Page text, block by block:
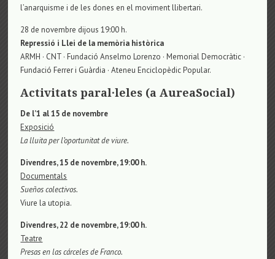
l’anarquisme i de les dones en el moviment llibertari.
28 de novembre dijous 19:00 h.
Repressió i Llei de la memòria històrica
ARMH · CNT · Fundació Anselmo Lorenzo · Memorial Democràtic ·
Fundació Ferrer i Guàrdia · Ateneu Enciclopèdic Popular.
Activitats paral·leles (a AureaSocial)
De l’1 al 15 de novembre
Exposició
La lluita per l’oportunitat de viure.
Divendres, 15 de novembre, 19:00 h.
Documentals
Sueños colectivos.
Viure la utopia.
Divendres, 22 de novembre, 19:00 h.
Teatre
Presas en las cárceles de Franco.